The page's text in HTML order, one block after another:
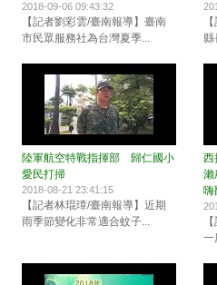
2018-09-06 09:43:32
【記者劉彩雲/臺南報導】臺南
市民眾服務社為台灣夏季...
縣
陸軍航空特戰指揮部 歸仁國小
愛民打掃
2018-08-21 23:41:15
【記者林琨璋/臺南報導】近期
雨季節變化非常適合蚊子...
西
瀨
嗨
一